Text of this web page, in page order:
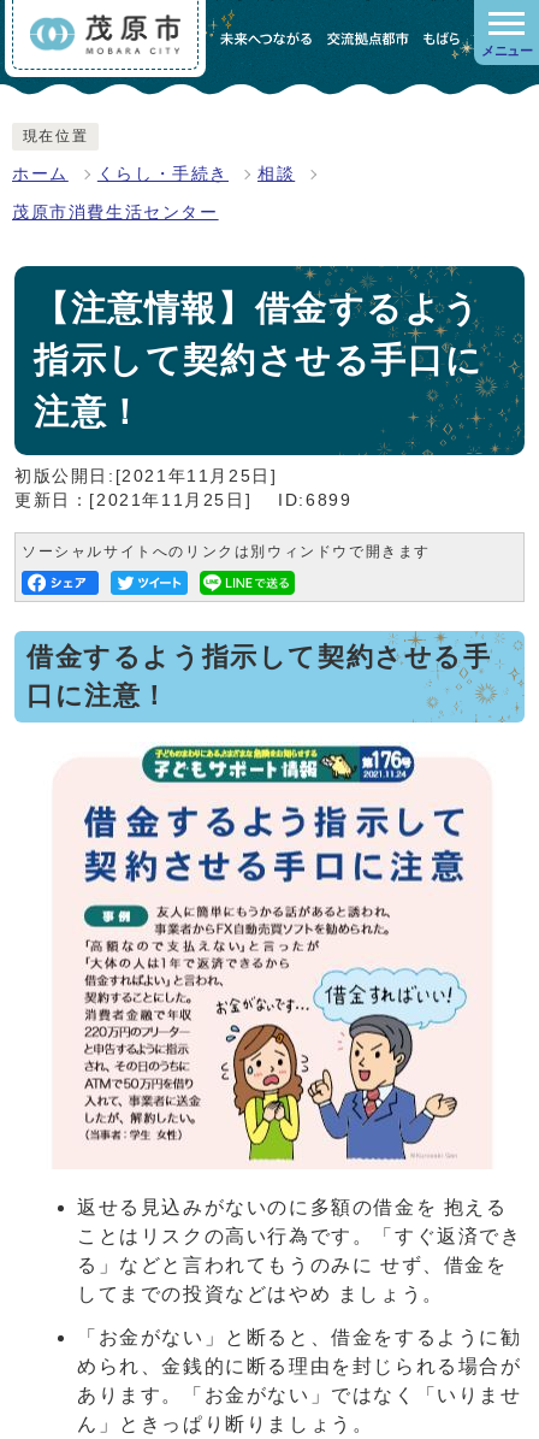
メニュー
現在位置
ホーム くらし・手続き 相談
茂原市消費生活センター
【注意情報】借金するよう
指示して契約させる手口に
注意！
初版公開日:[2021年11月25日]
更新日：[2021年11月25日]
ID:6899
ソーシャルサイトへのリンクは別ウィンドウで開きます
借金するよう指示して契約させる手
口に注意！
返せる見込みがないのに多額の借金を 抱える
ことはリスクの高い行為です。「すぐ返済でき
る」などと言われてもうのみに せず、借金を
してまでの投資などはやめ ましょう。
「お金がない」と断ると、借金をするように勧
められ、金銭的に断る理由を封じられる場合が
あります。「お金がない」ではなく「いりませ
ん」ときっぱり断りましょう。